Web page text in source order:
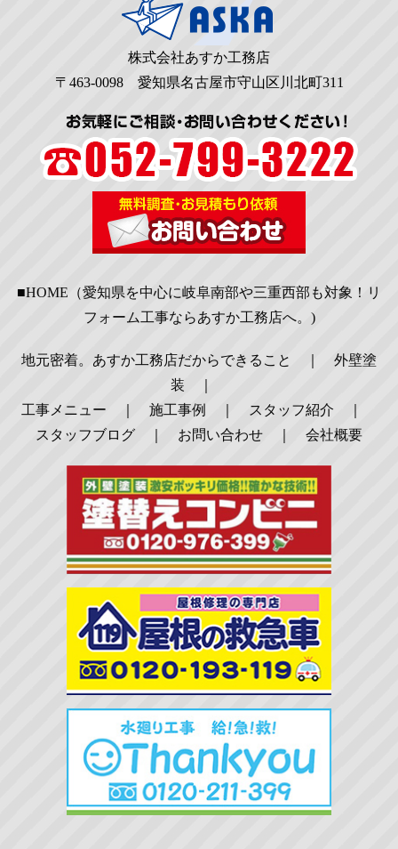
株式会社あすか工務店
〒463-0098 愛知県名古屋市守山区川北町311
■HOME（愛知県を中心に岐阜南部や三重西部も対象！リ
フォーム工事ならあすか工務店へ。)
地元密着。あすか工務店だからできること
外壁塗
装
工事メニュー
施工事例 スタッフ紹介
スタッフブログ
お問い合わせ 会社概要